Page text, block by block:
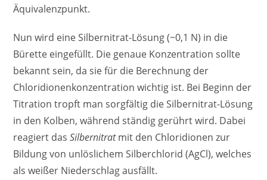
Äquivalenzpunkt.
Nun wird eine Silbernitrat-Lösung (~0,1 N) in die
Bürette eingefüllt. Die genaue Konzentration sollte
bekannt sein, da sie für die Berechnung der
Chloridionenkonzentration wichtig ist. Bei Beginn der
Titration tropft man sorgfältig die Silbernitrat-Lösung
in den Kolben, während ständig gerührt wird. Dabei
reagiert dasSilbernitratmit den Chloridionen zur
Bildung von unlöslichem Silberchlorid (AgCl), welches
als weißer Niederschlag ausfällt.